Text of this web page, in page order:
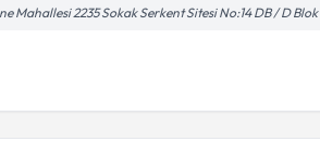
Mahallesi 2235 Sokak Serkent Sitesi No:14 DB / D Blok